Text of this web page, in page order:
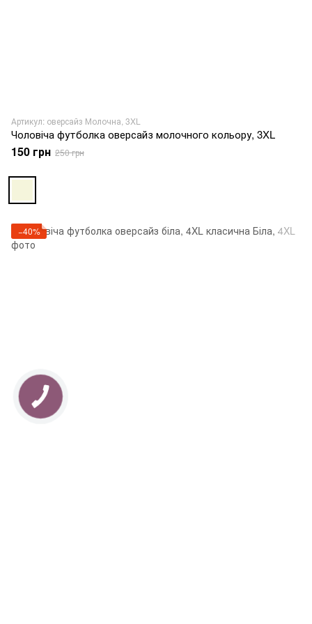
Артикул: оверсайз Молочна, 3XL
Чоловіча футболка оверсайз молочного кольору, 3XL
150 грн 250 грн
−40%